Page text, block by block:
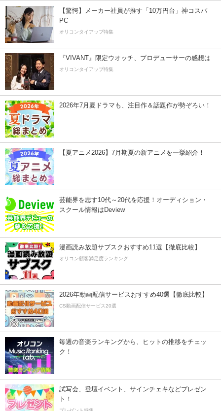
【驚愕】メーカー社員が推す「10万円台」神コスパ
PC
オリコンタイアップ特集
『VIVANT』限定ウオッチ、プロデューサーの感想は
オリコンタイアップ特集
2026年7月夏ドラマも、注目作＆話題作が勢ぞろい！
【夏アニメ2026】7月期夏の新アニメを一挙紹介！
芸能界を志す10代～20代を応援！オーディション・
スクール情報はDeview
漫画読み放題サブスクおすすめ11選【徹底比較】
オリコン顧客満足度ランキング
2026年動画配信サービスおすすめ40選【徹底比較】
CS動画配信サービス20選
毎週の音楽ランキングから、ヒットの推移をチェッ
ク！
試写会、登壇イベント、サインチェキなどプレゼン
ト！